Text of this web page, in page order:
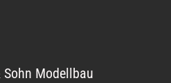
Modellbau